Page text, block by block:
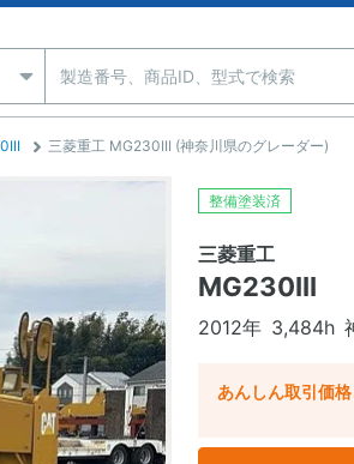
三菱重工 MG230III (神奈川県のグレーダー)
整備塗装済
三菱重工
MG230III
2012年 3,484h
あんしん取引価格